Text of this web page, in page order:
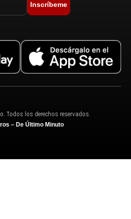
Inscríbeme
Todos los derechos reservados.
– De Último Minuto